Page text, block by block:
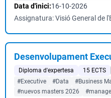
Data d'inici:16-10-2026
Assignatura: Visió General de
Desenvolupament
Diploma d'expertesa 15 ECTS
#Executive
#Data
#Business
#nuevos masters 2026